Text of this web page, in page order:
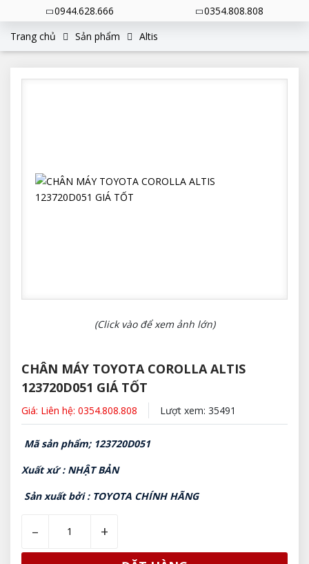
0944.628.666
0354.808.808
Trang chủ
Sản phẩm Altis
(Click vào để xem ảnh lớn)
CHÂN MÁY TOYOTA COROLLA ALTIS
123720D051 GIÁ TỐT
Giá: Liên hệ: 0354.808.808 Lượt xem: 35491
Mã sản phẩm; 123720D051
Xuất xứ : NHẬT BẢN
Sản xuất bởi : TOYOTA CHÍNH HÃNG
– +